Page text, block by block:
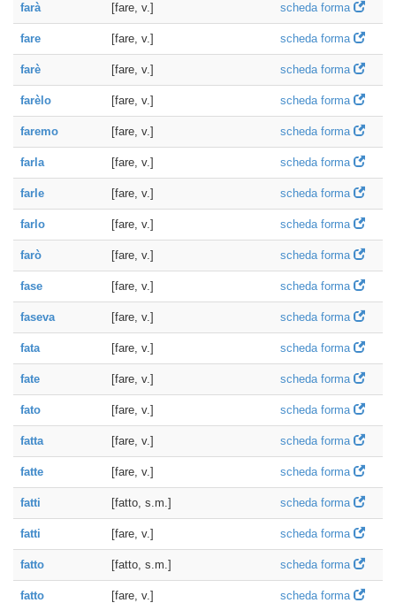
farà [fare, v.] scheda forma
fare [fare, v.] scheda forma
farè [fare, v.] scheda forma
farèlo [fare, v.] scheda forma
faremo [fare, v.] scheda forma
farla [fare, v.] scheda forma
farle [fare, v.] scheda forma
farlo [fare, v.] scheda forma
farò [fare, v.] scheda forma
fase [fare, v.] scheda forma
faseva [fare, v.] scheda forma
fata [fare, v.] scheda forma
fate [fare, v.] scheda forma
fato [fare, v.] scheda forma
fatta [fare, v.] scheda forma
fatte [fare, v.] scheda forma
fatti [fatto, s.m.] scheda forma
fatti [fare, v.] scheda forma
fatto [fatto, s.m.] scheda forma
fatto [fare, v.] scheda forma